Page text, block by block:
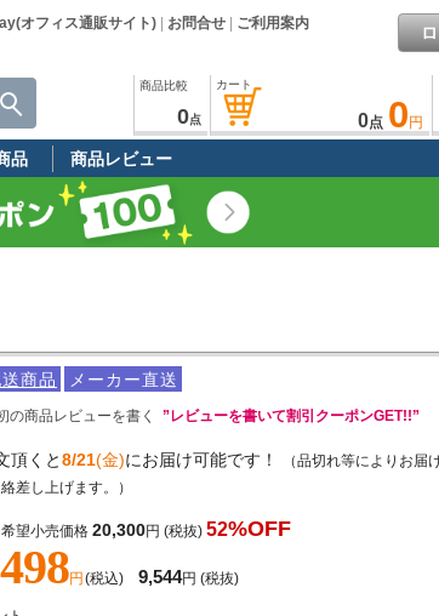
オフィス通販サイト) お問合せ ご利用案内
カート
0点 0 円
商品比較
0点
品 商品レビュー
商品 メーカー直送
の商品レビューを書く ”レビューを書いて割引クーポンGET!!”
頂くと8/21(金)にお届け可能です！
（品切れ等によりお届
差し上げます。）
望小売価格 20,300円 (税抜) 52%OFF
円 (税込) 9,544円 (税抜)